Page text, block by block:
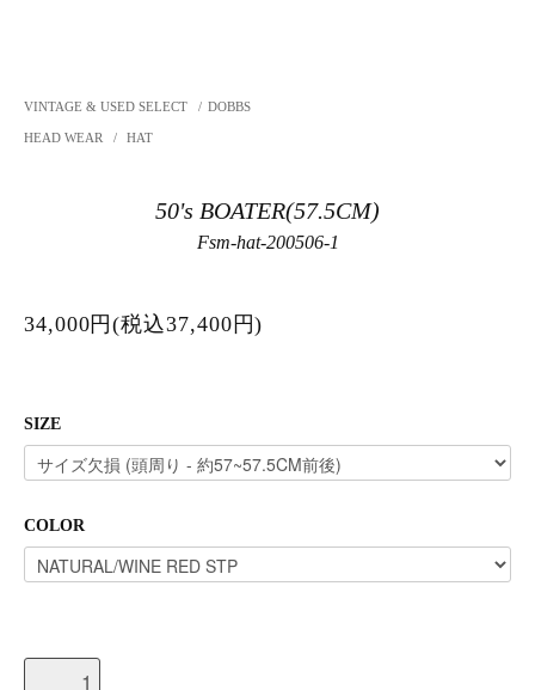
VINTAGE & USED SELECT / DOBBS
HEAD WEAR / HAT
50's BOATER(57.5CM)
Fsm-hat-200506-1
34,000円(税込37,400円)
SIZE
COLOR